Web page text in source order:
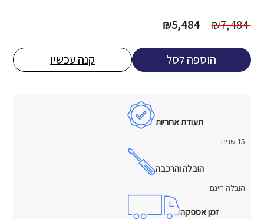
7,484
₪
המחיר
המקורי
היה:
7,484 ₪.
5,484
₪
הוא:
5,484 ₪.
הוספה לסל קנה עכשיו
תעודת אחריות
15 שנים
הובלה והרכבה
הובלה חינם .
זמן אספקה